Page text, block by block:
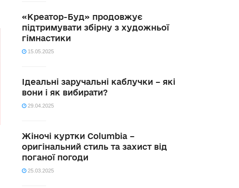
«Креатор-Буд» продовжує
підтримувати збірну з художньої
гімнастики
15.05.2025
Ідеальні заручальні каблучки – які
вони і як вибирати?
29.04.2025
Жіночі куртки Columbia –
оригінальний стиль та захист від
поганої погоди
25.03.2025